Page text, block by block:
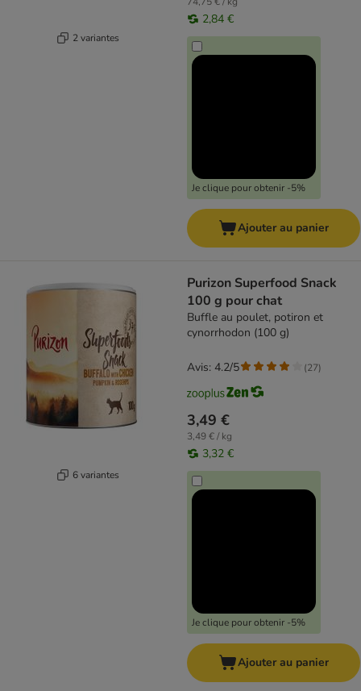
2 variantes
2,84 €
Je clique pour obtenir -5%
Ajouter au panier
6 variantes
Purizon Superfood Snack
100 g pour chat
Buffle au poulet, potiron et
cynorrhodon (100 g)
3,49 €
3,49 € / kg
3,32 €
Je clique pour obtenir -5%
Avis: 4.2/5 (27)
Ajouter au panier